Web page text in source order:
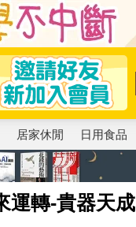
居家休閒 日用食品
運轉-貴器天成